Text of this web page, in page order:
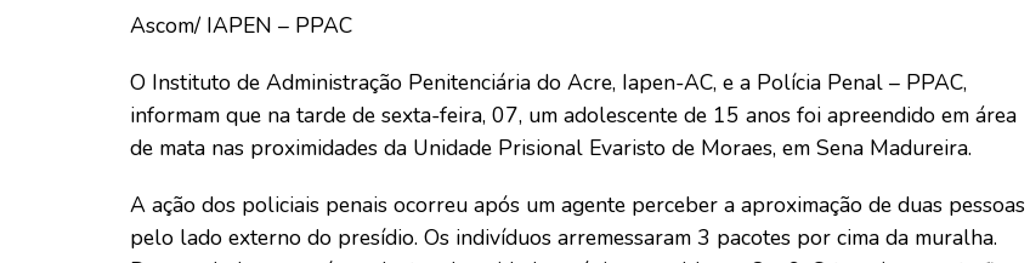
Ascom/ IAPEN – PPAC
O Instituto de Administração Penitenciária do Acre, Iapen-AC, e a Polícia Penal – PPAC,
informam que na tarde de sexta-feira, 07, um adolescente de 15 anos foi apreendido em área
de mata nas proximidades da Unidade Prisional Evaristo de Moraes, em Sena Madureira.
A ação dos policiais penais ocorreu após um agente perceber a aproximação de duas pessoas
pelo lado externo do presídio. Os indivíduos arremessaram 3 pacotes por cima da muralha.